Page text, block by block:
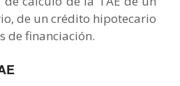
de un crédito hipotecario
de financiación.